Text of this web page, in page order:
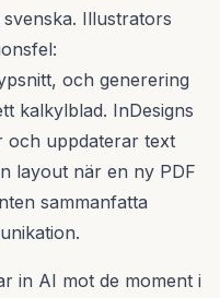
Illustrators
och generering
kalkylblad. InDesigns
och uppdaterar text
layout när en ny PDF
sammanfatta
in AI mot de moment i